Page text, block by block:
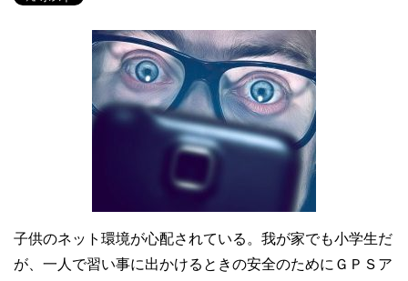
子供のネット環境が心配されている。我が家でも小学生だ
が、一人で習い事に出かけるときの安全のためにＧＰＳア